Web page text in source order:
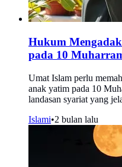
Hukum
pada 10
Umat Islam perlu
anak yatim pada 10
landasan syariat yang
Islami•2 bulan lalu